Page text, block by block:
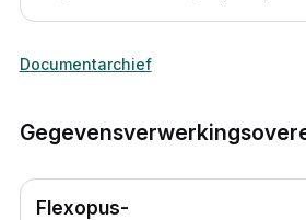
Documentarchief
Flexopus-